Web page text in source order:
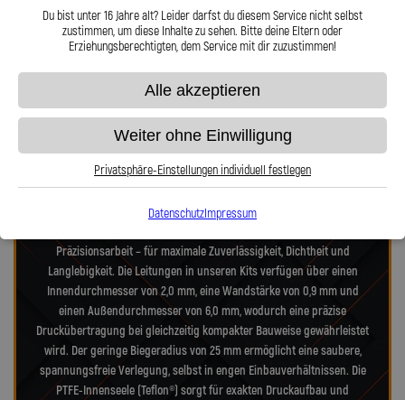
Telefon oder Mail für Sie da.
und 360° verdrehbarer
Präzision in Zahlen: Unsere technischen
Highlights
Unsere Stahlflex-Verdeckleitungs-Kits für VW Golf 1K Golf Cabriolet 1.6
TDI BMT wurden speziell für die hohen Anforderungen moderner- und
alter-Verdecksysteme entwickelt. Jedes Kit vereint Technik nach
Präzisionsarbeit – für maximale Zuverlässigkeit, Dichtheit und
Langlebigkeit. Die Leitungen in unseren Kits verfügen über einen
Innendurchmesser von 2,0 mm, eine Wandstärke von 0,9 mm und
einen Außendurchmesser von 6,0 mm, wodurch eine präzise
Druckübertragung bei gleichzeitig kompakter Bauweise gewährleistet
wird. Der geringe Biegeradius von 25 mm ermöglicht eine saubere,
spannungsfreie Verlegung, selbst in engen Einbauverhältnissen. Die
PTFE-Innenseele (Teflon®) sorgt für exakten Druckaufbau und
Du bist unter 16 Jahre alt? Leider darfst du diesem Service nicht selbst
zustimmen, um diese Inhalte zu sehen. Bitte deine Eltern oder
Erziehungsberechtigten, dem Service mit dir zuzustimmen!
Alle akzeptieren
Weiter ohne Einwilligung
Privatsphäre-Einstellungen individuell festlegen
DatenschutzImpressum